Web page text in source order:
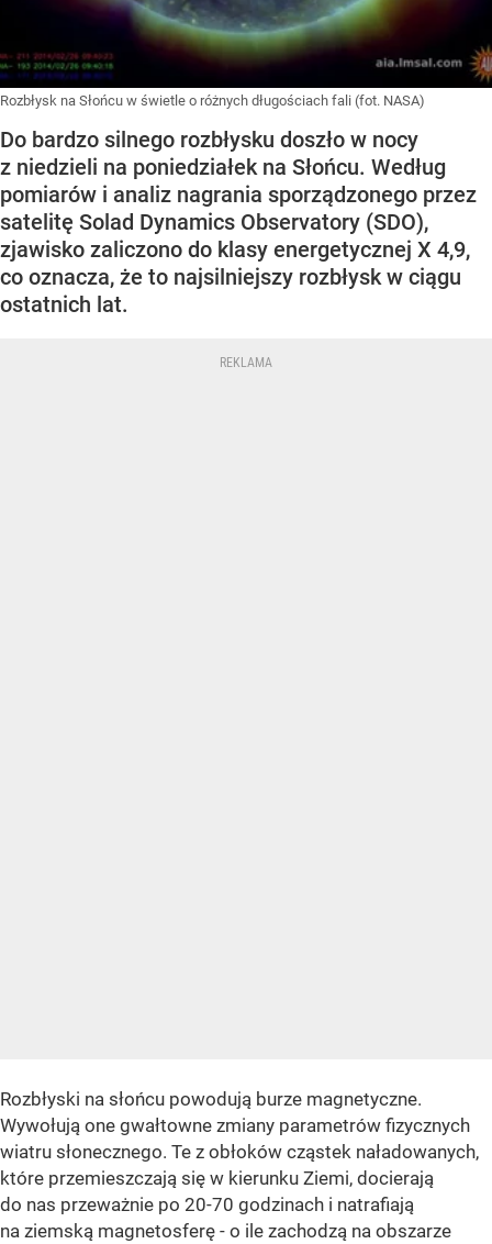
Rozbłysk na Słońcu w świetle o różnych długościach fali (fot. NASA)
Do bardzo silnego rozbłysku doszło w nocy
z niedzieli na poniedziałek na Słońcu. Według
pomiarów i analiz nagrania sporządzonego przez
satelitę Solad Dynamics Observatory (SDO),
zjawisko zaliczono do klasy energetycznej X 4,9,
co oznacza, że to najsilniejszy rozbłysk w ciągu
ostatnich lat.
Rozbłyski na słońcu powodują burze magnetyczne.
Wywołują one gwałtowne zmiany parametrów fizycznych
wiatru słonecznego. Te z obłoków cząstek naładowanych,
które przemieszczają się w kierunku Ziemi, docierają
do nas przeważnie po 20-70 godzinach i natrafiają
na ziemską magnetosferę - o ile zachodzą na obszarze